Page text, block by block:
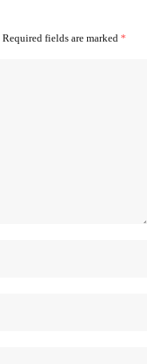
Required fields are marked *